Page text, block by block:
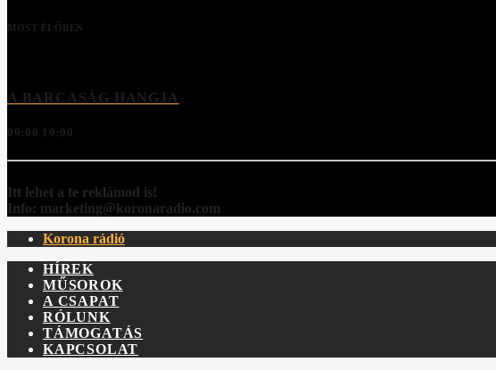
MOST ÉLŐBEN
A BARCASÁG HANGJA
09:00 19:00
Itt lehet a te reklámod is!
Info: marketing@koronaradio.com
Korona rádió
HÍREK
MŰSOROK
A CSAPAT
RÓLUNK
TÁMOGATÁS
KAPCSOLAT